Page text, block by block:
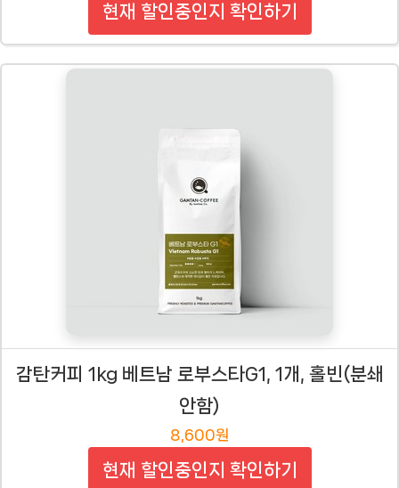
현재 할인중인지 확인하기
감탄커피 1kg 베트남 로부스타G1, 1개, 홀빈(분쇄
안함)
8,600원
현재 할인중인지 확인하기